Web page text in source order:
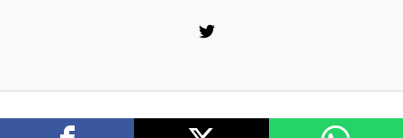
Copyright © 2026 |